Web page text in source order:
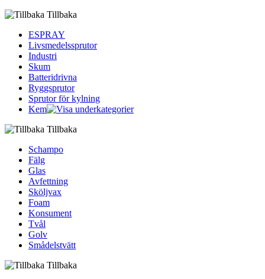
Tillbaka
ESPRAY
Livsmedelssprutor
Industri
Skum
Batteridrivna
Ryggsprutor
Sprutor för kylning
Kem
Tillbaka
Schampo
Fälg
Glas
Avfettning
Sköljvax
Foam
Konsument
Tvål
Golv
Smådelstvätt
Tillbaka